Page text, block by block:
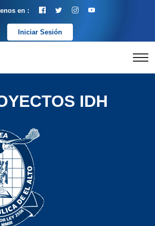
en :
Iniciar Sesión
IDH